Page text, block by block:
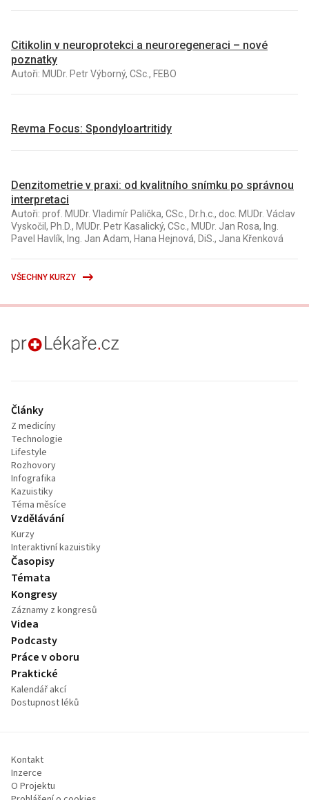
Citikolin v neuroprotekci a neuroregeneraci – nové
poznatky
Autoři: MUDr. Petr Výborný, CSc., FEBO
Revma Focus: Spondyloartritidy
Denzitometrie v praxi: od kvalitního snímku po správnou
interpretaci
Autoři: prof. MUDr. Vladimír Palička, CSc., Dr.h.c., doc. MUDr. Václav
Vyskočil, Ph.D., MUDr. Petr Kasalický, CSc., MUDr. Jan Rosa, Ing.
Pavel Havlík, Ing. Jan Adam, Hana Hejnová, DiS., Jana Křenková
VŠECHNY KURZY
proLékaře.cz
Články
Z medicíny
Technologie
Lifestyle
Rozhovory
Infografika
Kazuistiky
Téma měsíce
Vzdělávání
Kurzy
Interaktivní kazuistiky
Časopisy
Témata
Kongresy
Záznamy z kongresů
Videa
Podcasty
Práce v oboru
Praktické
Kalendář akcí
Dostupnost léků
Kontakt
Inzerce
O Projektu